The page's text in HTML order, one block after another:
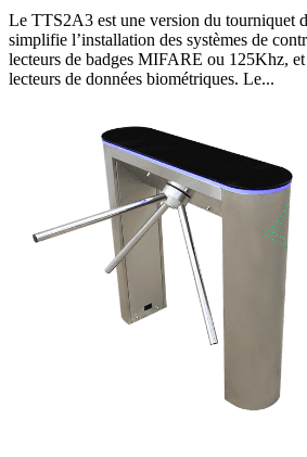
Le TTS2A3 est une version du tourniquet
simplifie l’installation des systèmes de
lecteurs de badges MIFARE ou 125Khz,
lecteurs de données biométriques. Le...